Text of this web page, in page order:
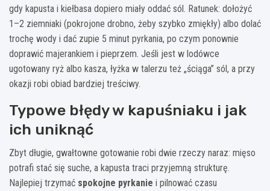
gdy kapusta i kiełbasa dopiero miały oddać sól. Ratunek: dołożyć
1–2 ziemniaki (pokrojone drobno, żeby szybko zmiękły) albo dolać
trochę wody i dać zupie 5 minut pyrkania, po czym ponownie
doprawić majerankiem i pieprzem. Jeśli jest w lodówce
ugotowany ryż albo kasza, łyżka w talerzu też „ściąga” sól, a przy
okazji robi obiad bardziej treściwy.
Typowe błędy w kapuśniaku i jak
ich uniknąć
Zbyt długie, gwałtowne gotowanie robi dwie rzeczy naraz: mięso
potrafi stać się suche, a kapusta traci przyjemną strukturę.
Najlepiej trzymać spokojne pyrkanie i pilnować czasu